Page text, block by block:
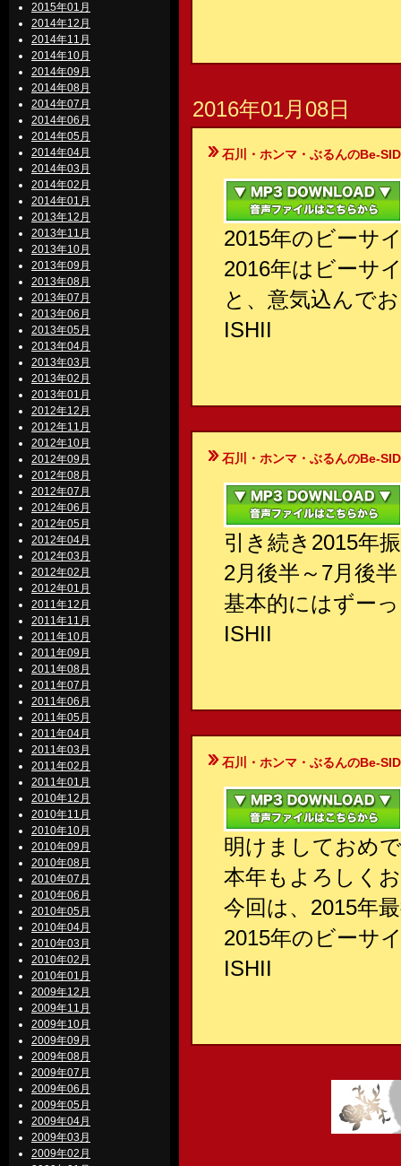
2015年01月
2014年12月
2014年11月
2014年10月
2014年09月
2014年08月
2014年07月
2014年06月
2014年05月
2014年04月
2014年03月
2014年02月
2014年01月
2013年12月
2013年11月
2013年10月
2013年09月
2013年08月
2013年07月
2013年06月
2013年05月
2013年04月
2013年03月
2013年02月
2013年01月
2012年12月
2012年11月
2012年10月
2012年09月
2012年08月
2012年07月
2012年06月
2012年05月
2012年04月
2012年03月
2012年02月
2012年01月
2011年12月
2011年11月
2011年10月
2011年09月
2011年08月
2011年07月
2011年06月
2011年05月
2011年04月
2011年03月
2011年02月
2011年01月
2010年12月
2010年11月
2010年10月
2010年09月
2010年08月
2010年07月
2010年06月
2010年05月
2010年04月
2010年03月
2010年02月
2010年01月
2009年12月
2009年11月
2009年10月
2009年09月
2009年08月
2009年07月
2009年06月
2009年05月
2009年04月
2009年03月
2009年02月
2016年01月08日
石川・ホンマ・ぶるんのBe-
2015年のビーサ
2016年はビーサ
と、意気込んで
ISHII
石川・ホンマ・ぶるんのBe-
引き続き2015年
2月後半～7月後
基本的にはずー
ISHII
石川・ホンマ・ぶるんのBe-
明けましておめ
本年もよろしく
今回は、2015年
2015年のビーサ
ISHII